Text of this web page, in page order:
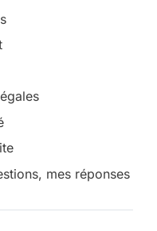
mes réponses